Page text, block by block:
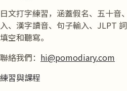
日文打字練習，涵蓋假名、五十音
入、漢字讀音、句子輸入、JLPT
填空和聽寫。
聯絡我們： hi@pomodiary.com
練習與課程